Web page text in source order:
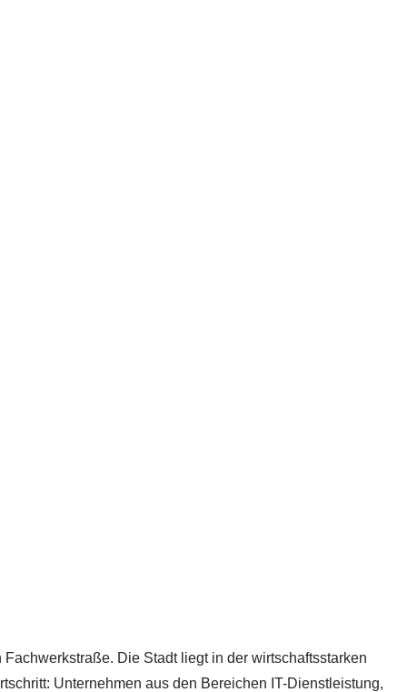
Die Stadt liegt in der wirtschaftsstarken
Unternehmen aus den Bereichen IT-Dienstleistung,